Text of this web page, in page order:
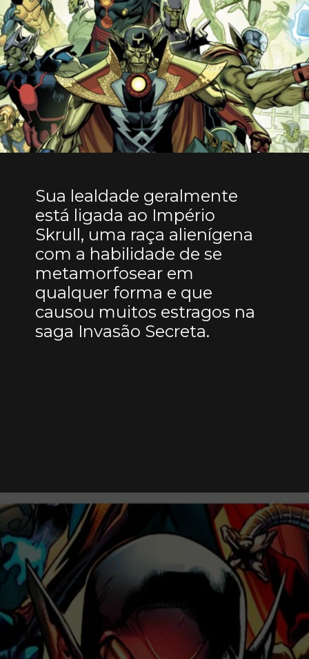
Sua lealdade geralmente
está ligada ao Império
Skrull, uma raça alienígena
com a habilidade de se
metamorfosear em
qualquer forma e que
causou muitos estragos na
saga Invasão Secreta.